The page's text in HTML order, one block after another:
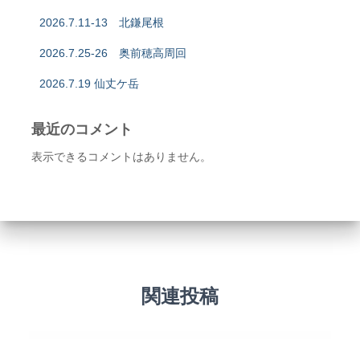
2026.7.11-13 北鎌尾根
2026.7.25-26 奥前穂高周回
2026.7.19 仙丈ケ岳
最近のコメント
表示できるコメントはありません。
関連投稿